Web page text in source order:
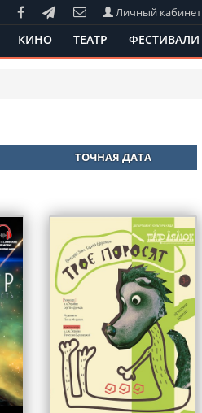
Личный кабинет
КИНО ТЕАТР ФЕСТИВАЛИ
ТОЧНАЯ ДАТА